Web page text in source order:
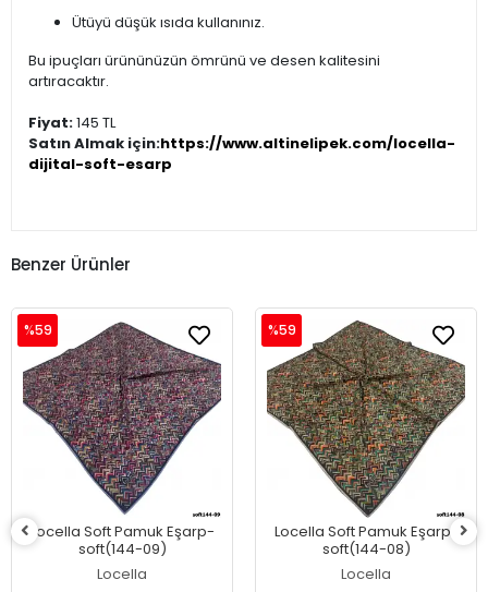
Ütüyü düşük ısıda kullanınız.
Bu ipuçları ürününüzün ömrünü ve desen kalitesini
artıracaktır.
Fiyat:145 TL
Satın Almak için:https://www.altinelipek.com/locella-
dijital-soft-esarp
Benzer Ürünler
Locella Soft Pamuk Eşarp-
soft(144-09)
Locella
%59
Locella Soft Pamuk Eşarp-
soft(144-08)
Locella
%59